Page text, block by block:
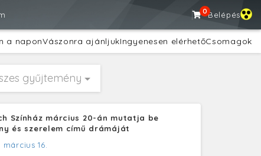
0Belépés
a naponVászonra ajánljukIngyenesen elérhetőCsomagok
gyűjtemény
Színház március 20-án mutatja be
és szerelem című drámáját
március 16.